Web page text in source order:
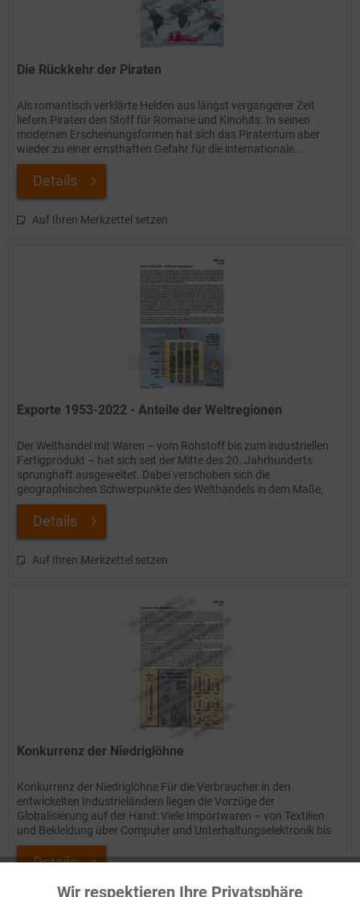
Die Rückkehr der Piraten
Als romantisch verklärte Helden aus längst vergangener Zeit
liefern Piraten den Stoff für Romane und Kinohits. In seinen
modernen Erscheinungsformen hat sich das Piratentum aber
wieder zu einer ernsthaften Gefahr für die internationale...
Details
Auf Ihren Merkzettel setzen
Exporte 1953-2022 - Anteile der Weltregionen
Der Welthandel mit Waren – vom Rohstoff bis zum industriellen
Fertigprodukt – hat sich seit der Mitte des 20. Jahrhunderts
sprunghaft ausgeweitet. Dabei verschoben sich die
geographischen Schwerpunkte des Welthandels in dem Maße,
wie...
Details
Auf Ihren Merkzettel setzen
Konkurrenz der Niedriglöhne
Konkurrenz der Niedriglöhne Für die Verbraucher in den
entwickelten Industrieländern liegen die Vorzüge der
Globalisierung auf der Hand: Viele Importwaren – von Textilien
und Bekleidung über Computer und Unterhaltungselektronik bis
zum...
Details
Aktiv
Wir respektieren Ihre Privatsphäre